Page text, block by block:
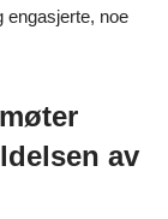
engasjerte, noe
av